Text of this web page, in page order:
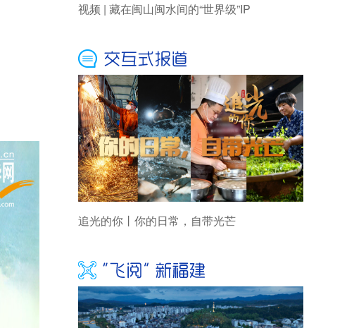
视频 | 藏在闽山闽水间的“世界级”IP
追光的你丨你的日常，自带光芒